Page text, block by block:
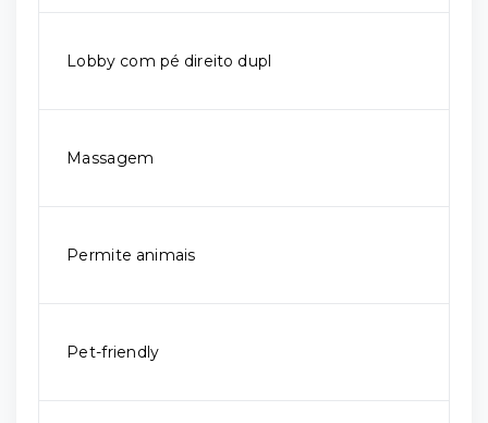
Lobby com pé direito dupl
Massagem
Permite animais
Pet-friendly